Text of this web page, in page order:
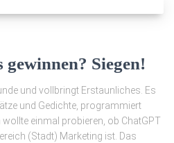
gewinnen? Siegen!
und vollbringt Erstaunliches. Es
und Gedichte, programmiert
einmal probieren, ob ChatGPT
(Stadt) Marketing ist. Das